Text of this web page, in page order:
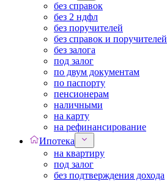
без справок
без 2 ндфл
без поручителей
без справок и поручителей
без залога
под залог
по двум документам
по паспорту
пенсионерам
наличными
на карту
на рефинансирование
Ипотека
на квартиру
под залог
без подтверждения дохода